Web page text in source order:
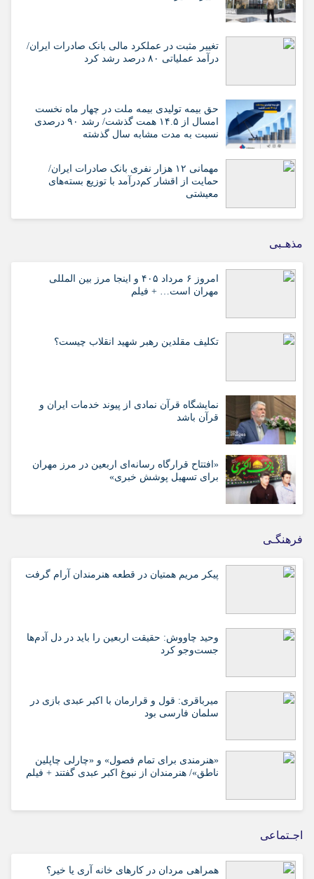
تغییر مثبت در عملکرد مالی بانک صادرات ایران/
درآمد عملیاتی ۸۰ درصد رشد کرد
حق بیمه تولیدی بیمه ملت در چهار ماه نخست
امسال از ۱۴.۵ همت گذشت/ رشد ۹۰ درصدی
نسبت به مدت مشابه سال گذشته
مهمانی ۱۲ هزار نفری بانک صادرات ایران/
حمایت از اقشار کم‌درآمد با توزیع بسته‌های
معیشتی
مذهـبی
امروز ۶ مرداد ۴۰۵ و اینجا مرز بین المللی
مهران است… + فیلم
تکلیف مقلدین رهبر شهید انقلاب چیست؟
نمایشگاه قرآن نمادی از پیوند خدمات ایران و
قرآن باشد
«افتتاح قرارگاه رسانه‌ای اربعین در مرز مهران
برای تسهیل پوشش خبری»
فرهنگـی
پیکر مریم همتیان در قطعه هنرمندان آرام گرفت
وحید چاووش: حقیقت اربعین را باید در دل آدم‌ها
جست‌وجو کرد
میرباقری: قول و قرارمان با اکبر عبدی بازی در
سلمان فارسی بود
«هنرمندی برای تمام فصول» و «چارلی چاپلین
ناطق»/ هنرمندان از نبوغ اکبر عبدی گفتند + فیلم
اجـتماعی
همراهی مردان در کارهای خانه آری یا خیر؟